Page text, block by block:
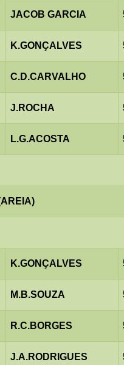
JACOB GARCIA
K.GONÇALVES
C.D.CARVALHO
J.ROCHA
L.G.ACOSTA
K.GONÇALVES
M.B.SOUZA
R.C.BORGES
J.A.RODRIGUES